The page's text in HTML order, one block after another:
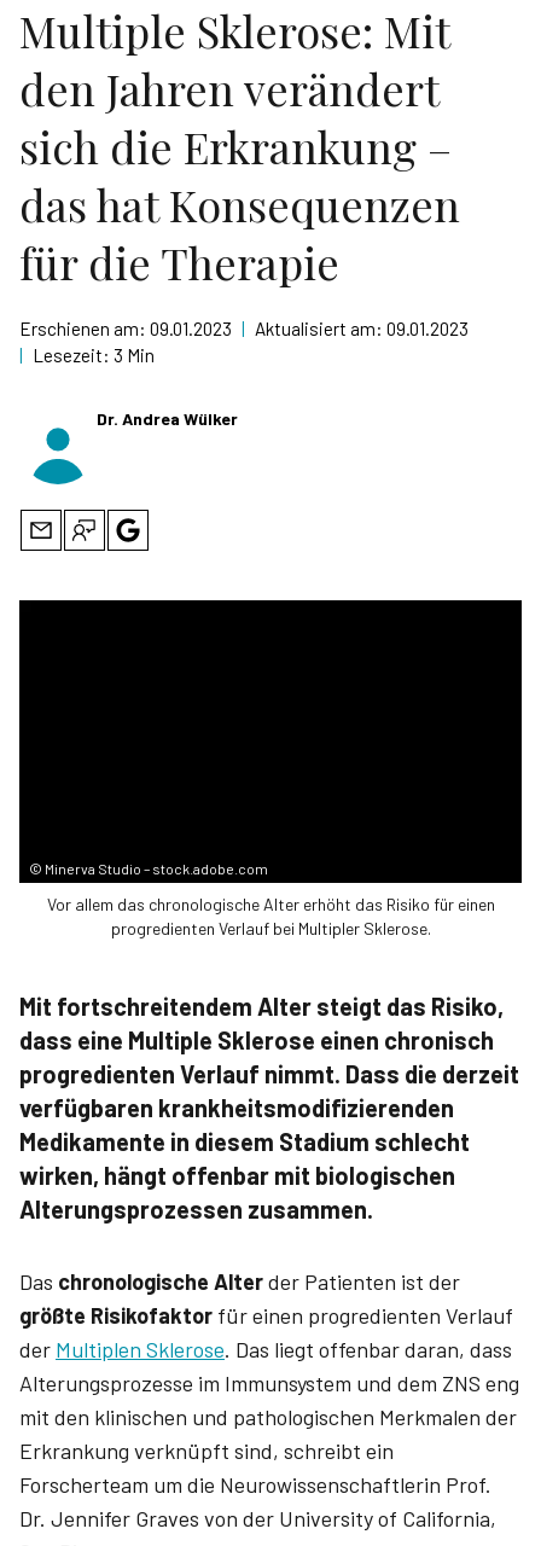
Multiple Sklerose: Mit
den Jahren verändert
sich die Erkrankung –
das hat Konsequenzen
für die Therapie
Erschienen am: 09.01.2023 | Aktualisiert am: 09.01.2023
| Lesezeit: 3 Min
Dr. Andrea Wülker
© Minerva Studio – stock.adobe.com
Vor allem das chronologische Alter erhöht das Risiko für einen
progredienten Verlauf bei Multipler Sklerose.
Mit fortschreitendem Alter steigt das Risiko,
dass eine Multiple Sklerose einen chronisch
progredienten Verlauf nimmt. Dass die derzeit
verfügbaren krankheitsmodifizierenden
Medikamente in diesem Stadium schlecht
wirken, hängt offenbar mit biologischen
Alterungsprozessen zusammen.
Das chronologische Alterder Patienten ist der
größte Risikofaktor für einen progredienten Verlauf
der Multiplen Sklerose. Das liegt offenbar daran, dass
Alterungsprozesse im Immunsystem und dem ZNS eng
mit den klinischen und pathologischen Merkmalen der
Erkrankung verknüpft sind, schreibt ein
Forscherteam um die Neurowissenschaftlerin Prof.
Dr. ­Jennifer ­Graves von der University of California,